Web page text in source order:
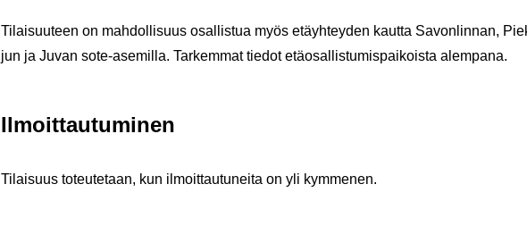
Ti­lai­suu­teen on mah­dol­li­suus osal­lis­tua myös etäyh­tey­den kaut­ta Sa­von­lin­nan,
jun ja Juvan sote-​asemilla. Tar­kem­mat tie­dot etä­osal­lis­tu­mis­pai­kois­ta alem­pa­na.
Il­moit­tau­tu­mi­nen
Ti­lai­suus to­teu­te­taan, kun il­moit­tau­tu­nei­ta on yli kym­me­nen.